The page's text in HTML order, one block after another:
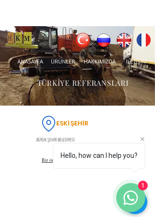
ANASAYFA ÜRÜNLER HAKKIMIZDA İLETİŞİM
TÜRKİYE REFERANSLARI
ESKİŞEHİR
BÜYÜK ŞEHİR BELEDİYESİ
Bir önceki sayfaya dön
Hello, how can I help you?
1